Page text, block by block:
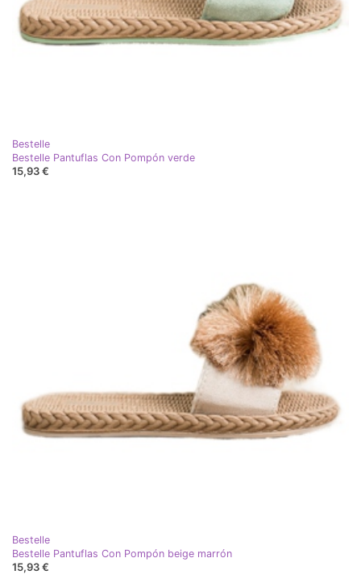
Bestelle
Bestelle Pantuflas Con Pompón verde
15,93 €
Bestelle
Bestelle Pantuflas Con Pompón beige marrón
15,93 €